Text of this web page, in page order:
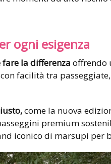
ogni esigenza
la differenza offrendo
facilità tra
come la nuova
premium
iconico di marsupi per